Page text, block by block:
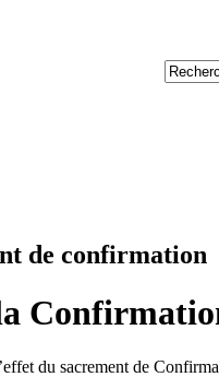
de confirmation
du sacrement de